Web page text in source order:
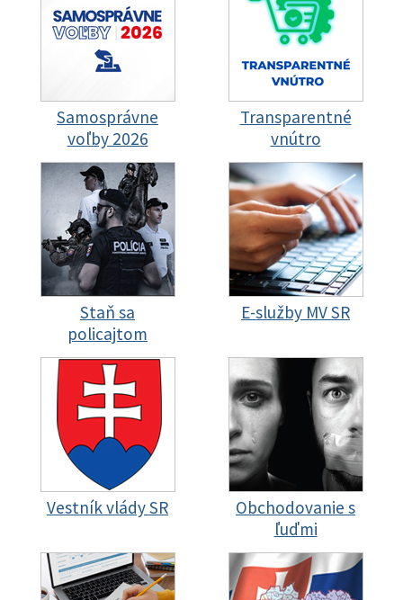
Samosprávne
voľby 2026
Transparentné
vnútro
Staň sa
policajtom
E-služby MV SR
Vestník vlády SR
Obchodovanie s
ľuďmi